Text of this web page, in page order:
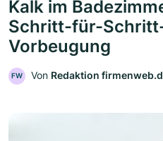
Kalk im
Schritt-für-
Vorbeugung
FW Von Redaktion